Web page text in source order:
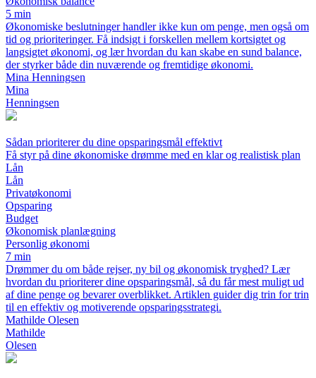
5 min
Økonomiske beslutninger handler ikke kun om penge, men også om
tid og prioriteringer. Få indsigt i forskellen mellem kortsigtet og
langsigtet økonomi, og lær hvordan du kan skabe en sund balance,
der styrker både din nuværende og fremtidige økonomi.
Mina Henningsen
Mina
Henningsen
Sådan prioriterer du dine opsparingsmål effektivt
Få styr på dine økonomiske drømme med en klar og realistisk plan
Lån
Lån
Privatøkonomi
Opsparing
Budget
Økonomisk planlægning
Personlig økonomi
7 min
Drømmer du om både rejser, ny bil og økonomisk tryghed? Lær
hvordan du prioriterer dine opsparingsmål, så du får mest muligt ud
af dine penge og bevarer overblikket. Artiklen guider dig trin for trin
til en effektiv og motiverende opsparingsstrategi.
Mathilde Olesen
Mathilde
Olesen